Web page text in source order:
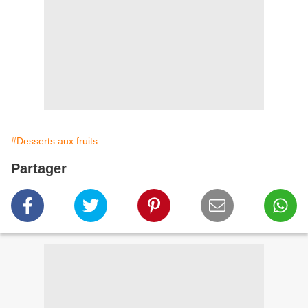
#Desserts aux fruits
Partager